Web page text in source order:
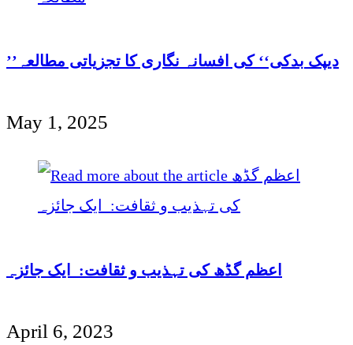
’’دیپک بدکی‘‘ کی افسانہ نگاری کا تجزیاتی مطالعہ
May 1, 2025
اعظم گڈھ کی تہذیب و ثقافت: ایک جائزہ
April 6, 2023